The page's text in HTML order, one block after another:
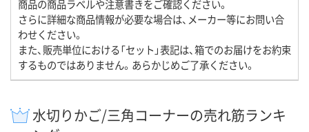
商品の商品ラベルや注意書きをご確認ください。
さらに詳細な商品情報が必要な場合は、メーカー等にお問い合
わせください。
また、販売単位における「セット」表記は、箱でのお届けをお約束
するものではありません。あらかじめご了承ください。
水切りかご/三角コーナーの売れ筋ランキ